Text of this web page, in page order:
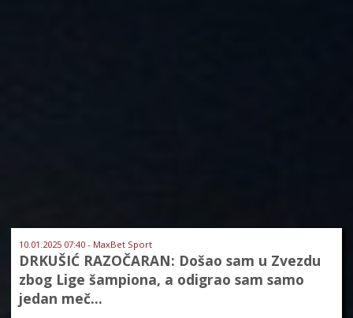
10.01.2025 07:40 - MaxBet Sport
DRKUŠIĆ RAZOČARAN: Došao sam u Zvezdu
zbog Lige šampiona, a odigrao sam samo
jedan meč…